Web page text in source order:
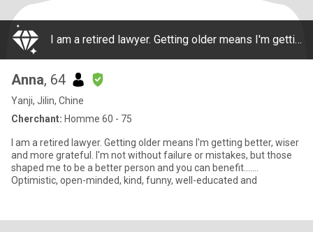
I am a retired lawyer. Getting older means I'm getting better, wiser and more grateful. I'm not without failure or mistakes, but those shaped me to be a better person and you can benefit....... Optimistic, open-minded, kind, funny, well-educated and
Anna, 64
Yanji, Jilin, Chine
Cherchant: Homme 60 - 75
I am a retired lawyer. Getting older means I'm getting better, wiser
and more grateful. I'm not without failure or mistakes, but those
shaped me to be a better person and you can benefit.......
Optimistic, open-minded, kind, funny, well-educated and